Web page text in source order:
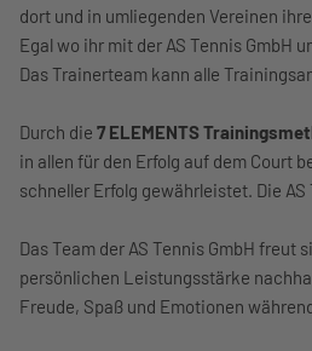
dort und in umliegenden Vereinen
Egal wo ihr mit der AS Tennis GmbH
Das Trainerteam kann alle
Durch die 7 ELEMENTS
in allen für den Erfolg auf dem Court
schneller Erfolg gewährleistet. Die AS
Das Team der AS Tennis GmbH freut
persönlichen Leistungsstärke
Freude, Spaß und Emotionen